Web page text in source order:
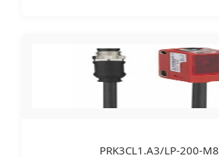
PRK3CL1.A3/LP-200-M8